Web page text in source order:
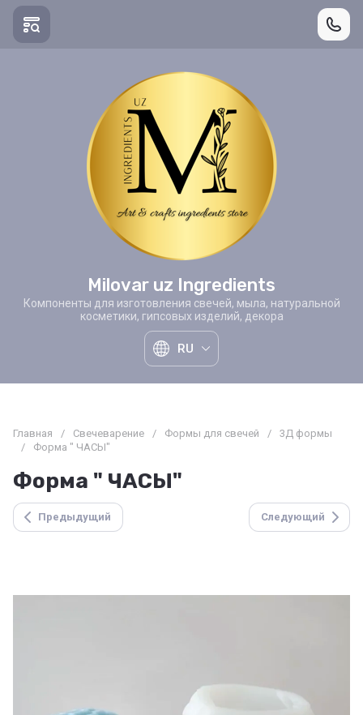
Milovar uz Ingredients
Компоненты для изготовления свечей, мыла, натуральной
косметики, гипсовых изделий, декора
RU
Главная / Свечеварение / Формы для свечей /
3Д формы
/
Форма " ЧАСЫ"
Форма " ЧАСЫ"
Предыдущий Следующий